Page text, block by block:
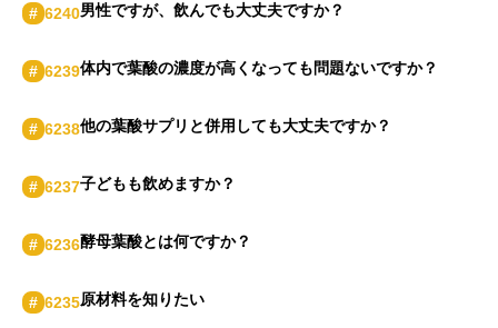
# 6240男性ですが、飲んでも⼤丈夫ですか？
# 6239体内で葉酸の濃度が⾼くなっても問題ないですか？
# 6238他の葉酸サプリと併⽤しても⼤丈夫ですか？
# 6237⼦どもも飲めますか？
# 6236酵⺟葉酸とは何ですか？
# 6235原材料を知りたい